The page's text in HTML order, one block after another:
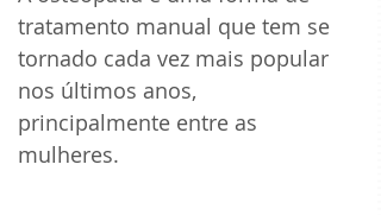
tratamento manual que tem se
tornado cada vez mais popular
nos últimos anos,
principalmente entre as
mulheres.